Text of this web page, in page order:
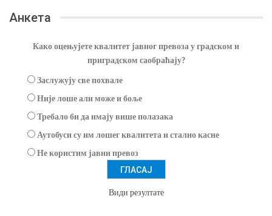
Анкета
Како оцењујете квалитет јавног превоза у градском и
приградском саобраћају?
Заслужују све похвале
Није лоше али може и боље
Требало би да имају више полазака
Аутобуси су им лошег квалитета и стално касне
Не користим јавни превоз
Види резултате